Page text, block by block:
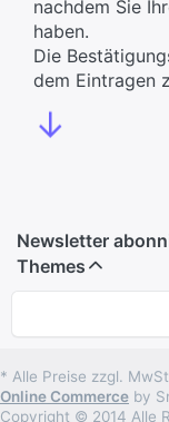
nachdem Sie
haben.
Die
dem Eintragen
↓
Newsletter
Themes
* Alle Preise zzgl.
Online Commerce by
Copyright © 2014 Alle